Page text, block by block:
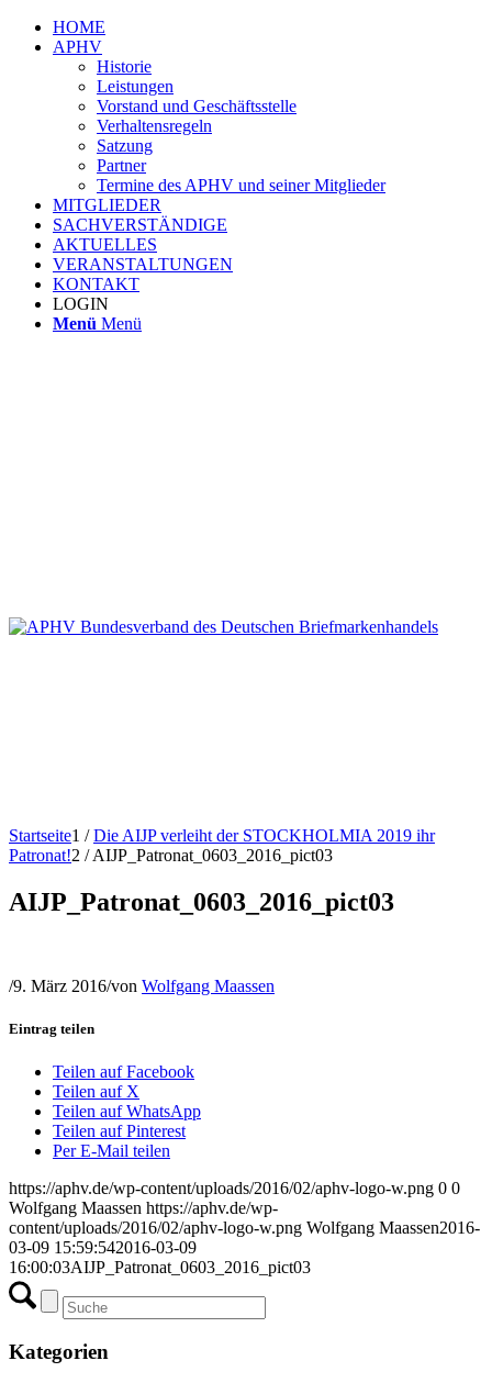
HOME
APHV
Historie
Leistungen
Vorstand und Geschäftsstelle
Verhaltensregeln
Satzung
Partner
Termine des APHV und seiner Mitglieder
MITGLIEDER
SACHVERSTÄNDIGE
AKTUELLES
VERANSTALTUNGEN
KONTAKT
LOGIN
Menü Menü
Startseite1 / Die AIJP verleiht der STOCKHOLMIA 2019 ihr
Patronat!2 / AIJP_Patronat_0603_2016_pict03
AIJP_Patronat_0603_2016_pict03
/9. März 2016/von Wolfgang Maassen
Eintrag teilen
Teilen auf Facebook
Teilen auf X
Teilen auf WhatsApp
Teilen auf Pinterest
Per E-Mail teilen
https://aphv.de/wp-content/uploads/2016/02/aphv-logo-w.png 0 0
Wolfgang Maassen https://aphv.de/wp-
content/uploads/2016/02/aphv-logo-w.png Wolfgang Maassen2016-
03-09 15:59:542016-03-09
16:00:03AIJP_Patronat_0603_2016_pict03
Kategorien